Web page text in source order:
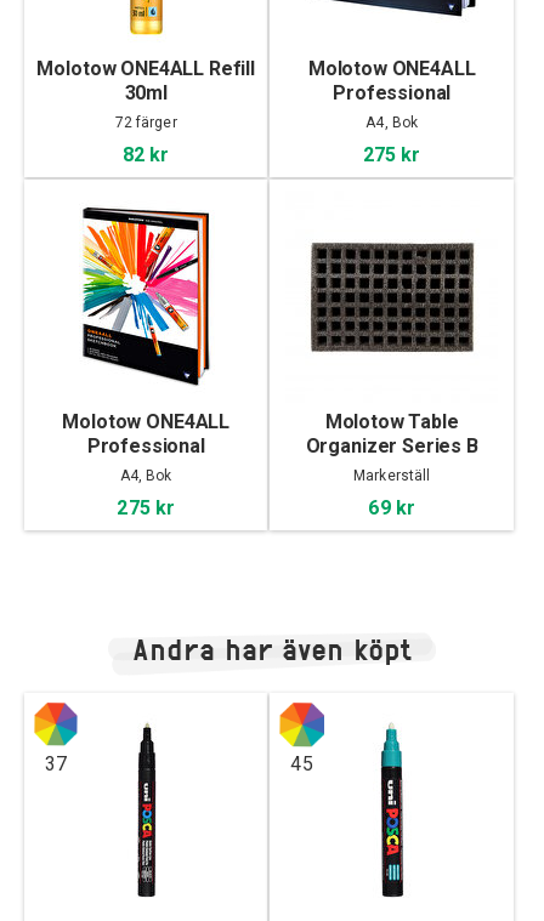
Molotow ONE4ALL Refill
30ml
72 färger
82 kr
Molotow ONE4ALL
Professional
Sketchbook A4
landscape
A4, Bok
275 kr
Molotow ONE4ALL
Professional
Sketchbook A4 portrait
A4, Bok
275 kr
Molotow Table
Organizer Series B
Markerställ
69 kr
Andra har även köpt
37 45